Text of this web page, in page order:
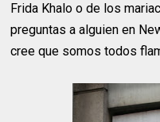
Frida Khalo o de los
preguntas a alguien en
cree que somos todos